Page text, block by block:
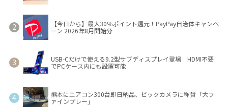
【今日から】最大30％ポイント還元！PayPay自治体キャンペ
ーン 2026年8月開始分
USB-Cだけで使える9.2型サブディスプレイ登場 HDMI不要
でPCケース内にも設置可能
熊本にエアコン300台即日納品、ビックカメラに称賛「大フ
ァインプレー」